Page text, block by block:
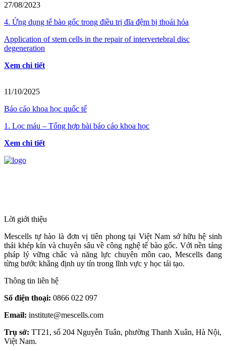
27/08/2023
4. Ứng dụng tế bào gốc trong điều trị đĩa đệm bị thoái hóa
Application of stem cells in the repair of intervertebral disc
degeneration
Xem chi tiết
11/10/2025
Báo cáo khoa học quốc tế
1. Lọc máu – Tổng hợp bài báo cáo khoa học
Xem chi tiết
Lời giới thiệu
Mescells tự hào là đơn vị tiên phong tại Việt Nam sở hữu hệ sinh
thái khép kín và chuyên sâu về công nghệ tế bào gốc. Với nền tảng
pháp lý vững chắc và năng lực chuyên môn cao, Mescells đang
từng bước khẳng định uy tín trong lĩnh vực y học tái tạo.
Thông tin liên hệ
Số điện thoại: 0866 022 097
Email: institute@mescells.com
Trụ sở: TT21, số 204 Nguyễn Tuân, phường Thanh Xuân, Hà Nội,
Việt Nam.